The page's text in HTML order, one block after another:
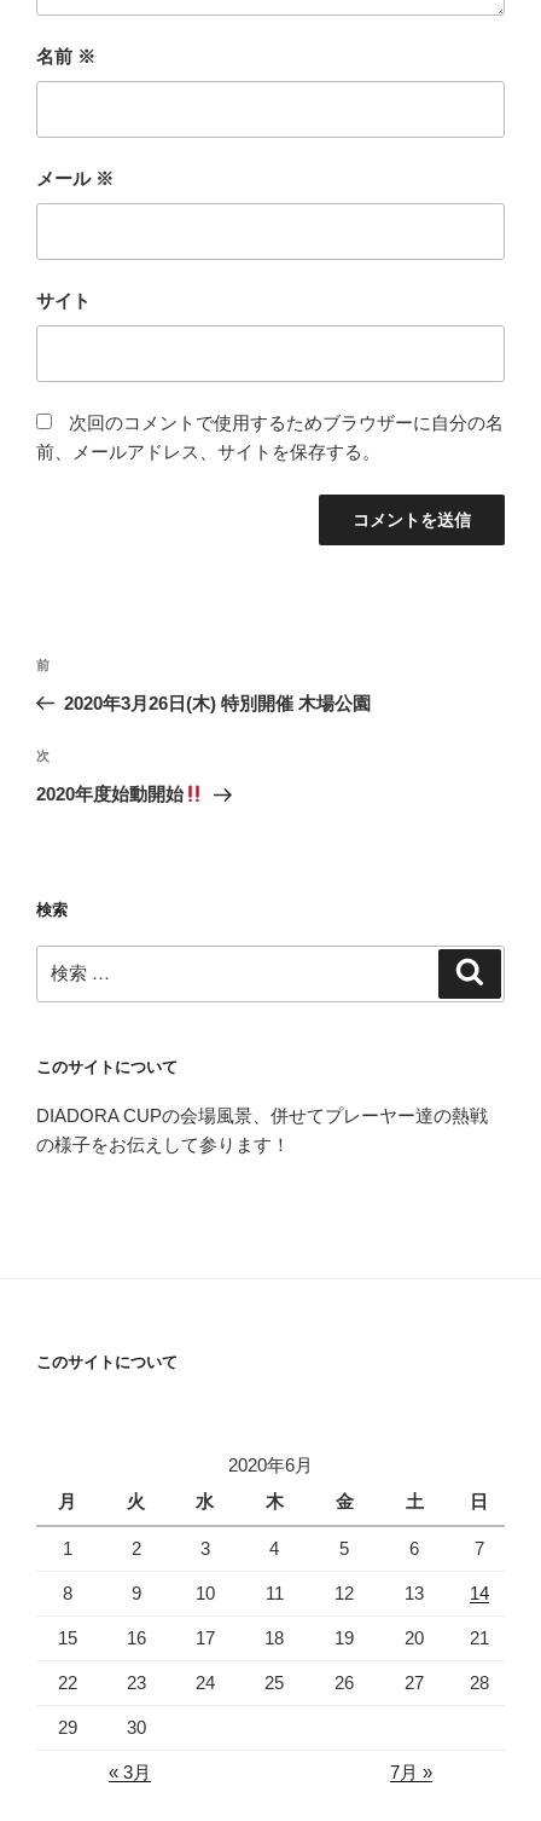
名前 ※
メール ※
サイト
次回のコメントで使用するためブラウザーに自分の名
前、メールアドレス、サイトを保存する。
投
ビ
ゲ
ン
過
去
投
稿
前
2020年3月26日(木) 特別開催 木場公園
次
の
次
2020年度始動開始
検索
索:
このサイトについて
DIADORA CUPの会場風景、併せてプレーヤー達の熱戦
の様子をお伝えして参ります！
このサイトについて
2020年6月
月
火 水 木 金 土 日
1 2 3 4 5 6 7
8 9 10 11 12 13 14
15 16 17 18 19 20 21
22 23 24 25 26 27 28
29 30
« 3月 7月 »